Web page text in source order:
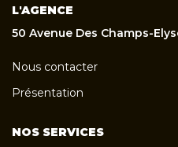
L'AGENCE
50 Avenue Des Champs-
Nous contacter
Présentation
NOS SERVICES